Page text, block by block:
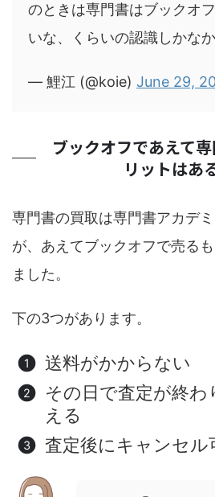
のときは専門書はブックオ
いな、くらいの認識しかな
— 鯉江 (@koie) June 29,
ブックオフであえて
リットはあ
専門書の買取は専門書アカデ
が、あえてブックオフで売るも
ました。
下の3つがあります。
送料がかからない
その日で査定が終わ
える
査定後にキャンセル